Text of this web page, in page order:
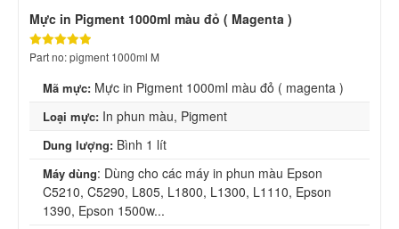
Mực in Pigment 1000ml màu đỏ ( Magenta )
Part no: pigment 1000ml M
Mã mực: Mực in Pigment 1000ml màu đỏ ( magenta )
Loại mực: In phun màu, Pigment
Dung lượng: Bình 1 lít
Máy dùng: Dùng cho các máy in phun màu Epson
C5210, C5290, L805, L1800, L1300, L1110, Epson
1390, Epson 1500w...